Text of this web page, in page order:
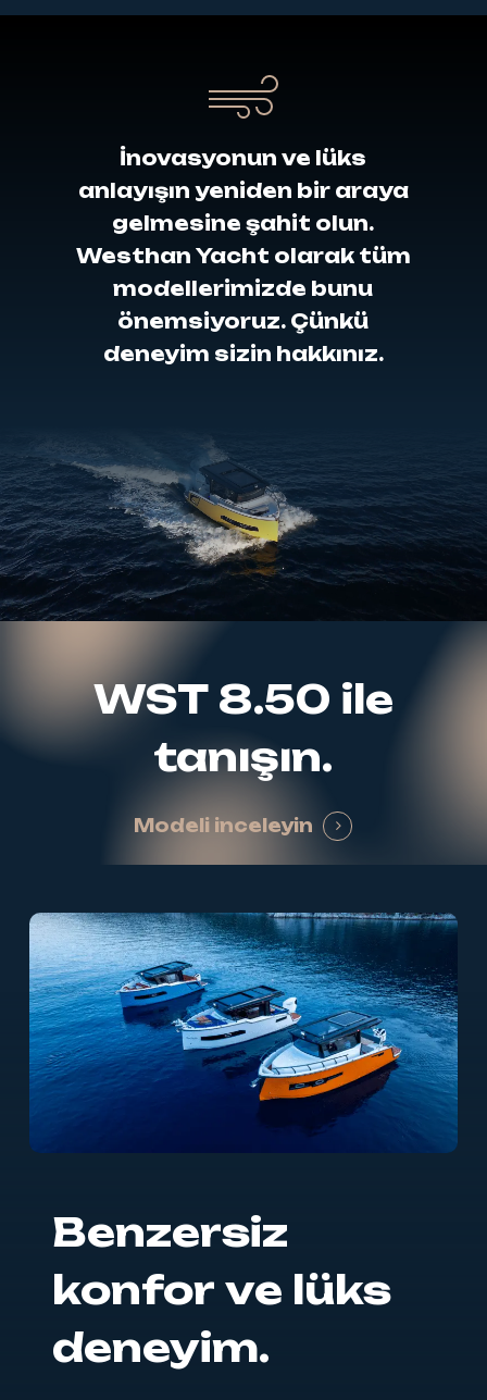
İnovasyonun ve lüks
anlayışın yeniden bir araya
gelmesine şahit olun.
Westhan Yacht olarak tüm
modellerimizde bunu
önemsiyoruz. Çünkü
deneyim sizin hakkınız.
WST 8.50 ile
tanışın.
Modeli inceleyin
Benzersiz
konfor ve lüks
deneyim.